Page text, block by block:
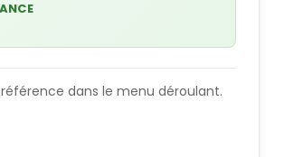
dans le menu déroulant.